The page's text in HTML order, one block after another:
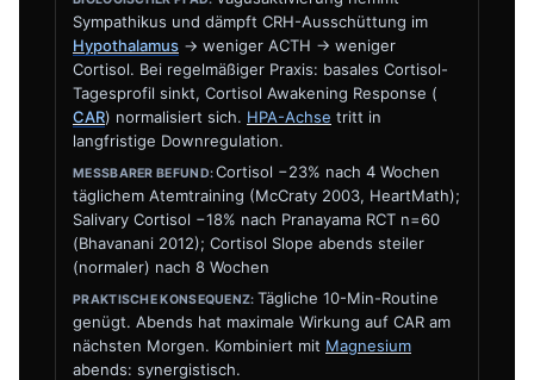
Sympathikus und dämpft CRH-Ausschüttung im
Hypothalamus → weniger ACTH → weniger
Cortisol. Bei regelmäßiger Praxis: basales Cortisol-
Tagesprofil sinkt, Cortisol Awakening Response (
CAR) normalisiert sich. HPA-Achse tritt in
langfristige Downregulation.
Cortisol −23% nach 4 Wochen
täglichem Atemtraining (McCraty 2003, HeartMath);
Salivary Cortisol −18% nach Pranayama RCT n=60
(Bhavanani 2012); Cortisol Slope abends steiler
(normaler) nach 8 Wochen
Tägliche 10-Min-Routine
genügt. Abends hat maximale Wirkung auf CAR am
nächsten Morgen. Kombiniert mit Magnesium
abends: synergistisch.